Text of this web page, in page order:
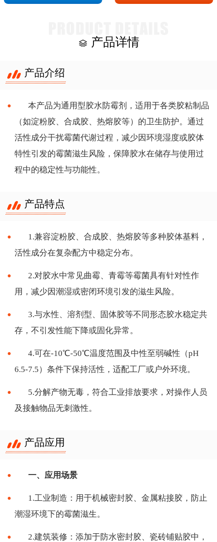
产品详情
产品介绍
本产品为通用型胶水防霉剂，适用于各类胶粘制品
（如淀粉胶、合成胶、热熔胶等）的卫生防护。通过
活性成分干扰霉菌代谢过程，减少因环境湿度或胶体
特性引发的霉菌滋生风险，保障胶水在储存与使用过
程中的稳定性与功能性。
产品特点
1.兼容淀粉胶、合成胶、热熔胶等多种胶体基料，
活性成分在复杂配方中稳定分布。
2.对胶水中常见曲霉、青霉等霉菌具有针对性作
用，减少因潮湿或密闭环境引发的滋生风险。
3.与水性、溶剂型、固体胶等不同形态胶水稳定共
存，不引发性能下降或固化异常。
4.可在-10℃-50℃温度范围及中性至弱碱性（pH
6.5-7.5）条件下保持活性，适配工厂或户外环境。
5.分解产物无毒，符合工业排放要求，对操作人员
及接触物品无刺激性。
产品应用
一、应用场景
1.工业制造：用于机械密封胶、金属粘接胶，防止
潮湿环境下的霉菌滋生。
2.建筑装修：添加于防水密封胶、瓷砖铺贴胶中，